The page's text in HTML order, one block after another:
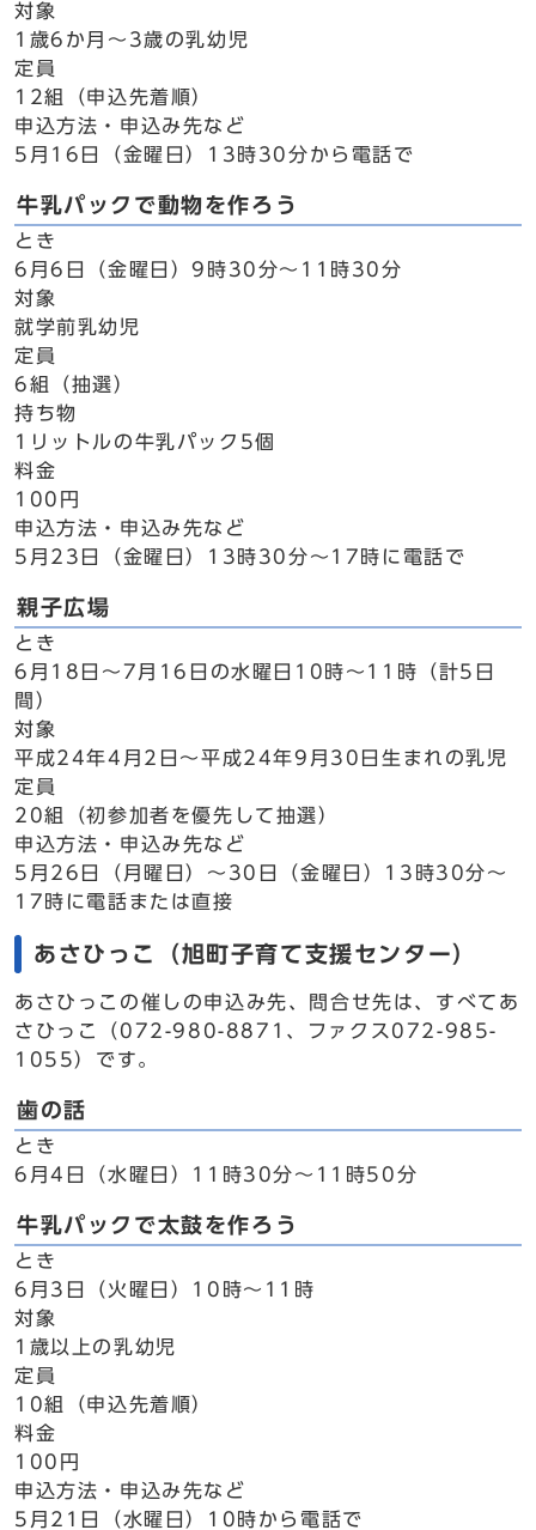
対象
1歳6か月～3歳の乳幼児
定員
12組（申込先着順）
申込方法・申込み先など
5月16日（金曜日）13時30分から電話で
牛乳パックで動物を作ろう
とき
6月6日（金曜日）9時30分～11時30分
対象
就学前乳幼児
定員
6組（抽選）
持ち物
1リットルの牛乳パック5個
料金
100円
申込方法・申込み先など
5月23日（金曜日）13時30分～17時に電話で
親子広場
とき
6月18日～7月16日の水曜日10時～11時（計5日
間）
対象
平成24年4月2日～平成24年9月30日生まれの乳児
定員
20組（初参加者を優先して抽選）
申込方法・申込み先など
5月26日（月曜日）～30日（金曜日）13時30分～
17時に電話または直接
あさひっこ（旭町子育て支援センター）
あさひっこの催しの申込み先、問合せ先は、すべてあ
さひっこ（072-980-8871、ファクス072-985-
1055）です。
歯の話
とき
6月4日（水曜日）11時30分～11時50分
牛乳パックで太鼓を作ろう
とき
6月3日（火曜日）10時～11時
対象
1歳以上の乳幼児
定員
10組（申込先着順）
料金
100円
申込方法・申込み先など
5月21日（水曜日）10時から電話で